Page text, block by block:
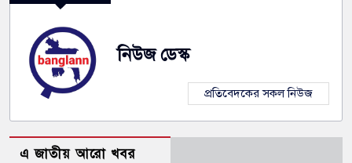
নিউজ ডেস্ক
প্রতিবেদকের সকল নিউজ
এ জাতীয় আরো খবর